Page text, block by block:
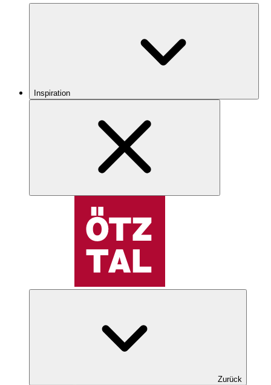
Inspiration
Zurück